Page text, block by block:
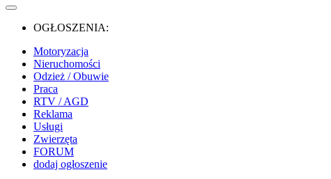
OGŁOSZENIA:
Motoryzacja
Nieruchomości
Odzież / Obuwie
Praca
RTV / AGD
Reklama
Usługi
Zwierzęta
FORUM
dodaj ogłoszenie